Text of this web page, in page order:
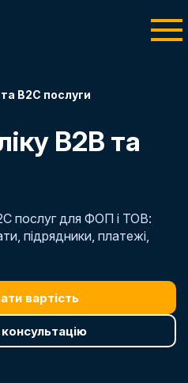
B2C послуги
B2B та
послуг для ФОП і ТОВ:
підрядники, платежі,
вартість